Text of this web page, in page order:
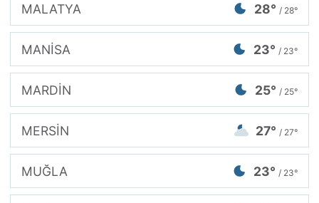
MALATYA 28° / 28°
MANİSA 23° / 23°
MARDİN 25° / 25°
MERSİN 27° / 27°
MUĞLA 23° / 23°